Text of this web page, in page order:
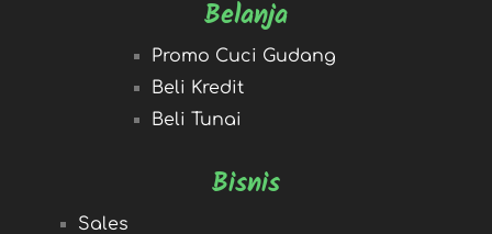
Belanja
Promo Cuci Gudang
Beli Kredit
Beli Tunai
Bisnis
Sales